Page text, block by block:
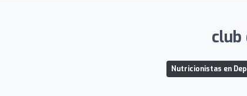
club
Nutricionistas en